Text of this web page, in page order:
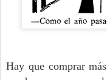
Hay que comprar